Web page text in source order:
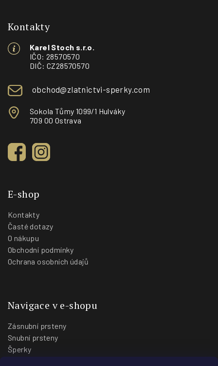
Kontakty
Karel Stoch s.r.o.
IČO: 28570570
DIČ: CZ28570570
obchod@zlatnictvi-sperky.com
Sokola Tůmy 1099/1 Hulváky
709 00 Ostrava
E-shop
Kontakty
Časté dotazy
O nákupu
Obchodní podmínky
Ochrana osobních údajů
Navigace v e-shopu
Zásnubní prsteny
Snubní prsteny
Šperky